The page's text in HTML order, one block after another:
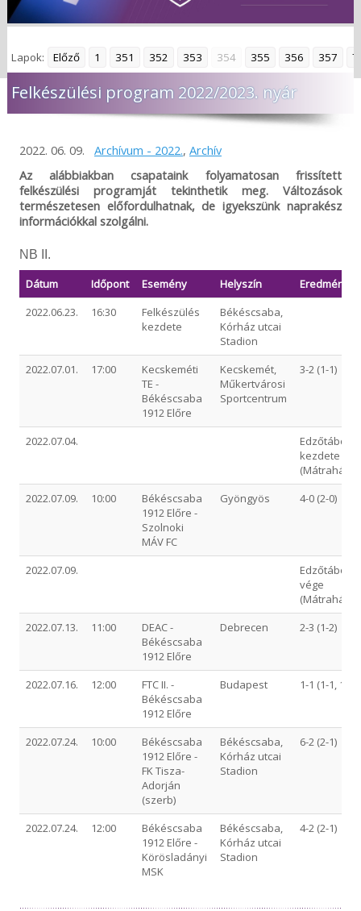
Lapok: Előző 1 351 352 353 354 355 356 357
Felkészülési program 2022/2023. nyár
2022. 06. 09. Archívum - 2022., Archív
Az alábbiakban csapataink folyamatosan frissített
felkészülési programját tekinthetik meg. Változások
természetesen előfordulhatnak, de igyekszünk naprakész
információkkal szolgálni.
NB II.
Dátum Időpont Esemény Helyszín
Eredmény
2022.06.23.
16:30
Felkészülés
kezdete
Békéscsaba,
Kórház utcai
Stadion
2022.07.01.
17:00
Kecskeméti
TE -
Békéscsaba
1912 Előre
Kecskemét,
Műkertvárosi
Sportcentrum
3-2 (1-1)
2022.07.04.
Edzőtábor
kezdete
(Mátraháza)
2022.07.09.
10:00
Békéscsaba
1912 Előre -
Szolnoki
MÁV FC
Gyöngyös 4-0 (2-0)
2022.07.09.
Edzőtábor
vége
(Mátraháza)
2022.07.13.
11:00
DEAC -
Békéscsaba
1912 Előre
Debrecen 2-3 (1-2)
2022.07.16. 12:00
FTC II. -
Békéscsaba
1912 Előre
Budapest 1-1 (1-1, 1-1)
2022.07.24. 10:00
Békéscsaba
1912 Előre -
FK Tisza-
Adorján
(szerb)
Békéscsaba,
Kórház utcai
Stadion
6-2 (2-1)
2022.07.24. 12:00
Békéscsaba
1912 Előre -
Körösladányi
MSK
Békéscsaba,
Kórház utcai
Stadion
4-2 (2-1)